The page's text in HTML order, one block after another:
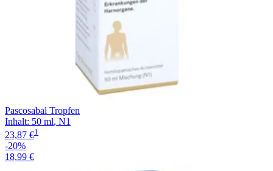
Pascosabal Tropfen
Inhalt: 50 ml, N1
23,87 €1
-20%
18,99 €